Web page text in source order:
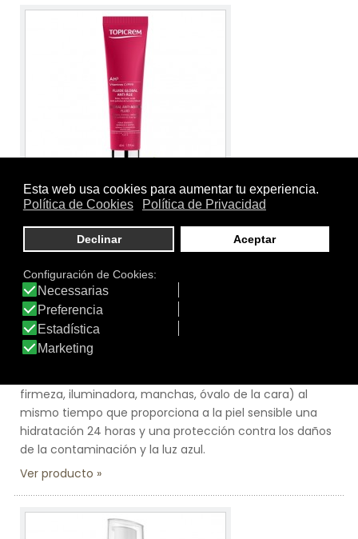
Tamaño:40 ml.
Marca:
Topicrem
Línea:AH3
AH3 FLUIDO GLOBAL ANTI-EDAD
Combina los ingredientes activos dermatológicos de
referencia (ácido hialurónico, dipéptido y vitaminas)
firmeza, iluminadora, manchas, óvalo de la cara) al
mismo tiempo que proporciona a la piel sensible una
hidratación 24 horas y una protección contra los daños
de la contaminación y la luz azul.
Ver producto